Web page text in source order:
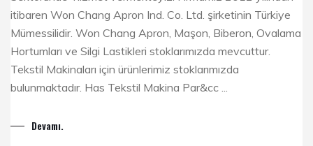
itibaren Won Chang Apron Ind. Co. Ltd. şirketinin Türkiye
Mümessilidir. Won Chang Apron, Maşon, Biberon, Ovalama
Hortumları ve Silgi Lastikleri stoklarımızda mevcuttur.
Tekstil Makinaları için ürünlerimiz stoklarımızda
bulunmaktadır. Has Tekstil Makina Par&cc ...
Devamı.